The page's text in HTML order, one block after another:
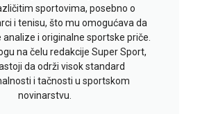
sportovima, posebno o
i tenisu, što mu omogućava da
i originalne sportske priče.
na čelu redakcije Super Sport,
da održi visok standard
i tačnosti u sportskom
novinarstvu.